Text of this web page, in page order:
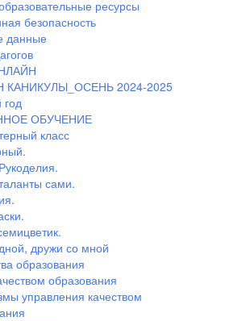
ресурсы
безопасность
данные
КАНИКУЛЫ_ОСЕНЬ 2024-2025
ОБУЧЕНИЕ
класс
сами.
дружи со мной
образования
образования
управления качеством